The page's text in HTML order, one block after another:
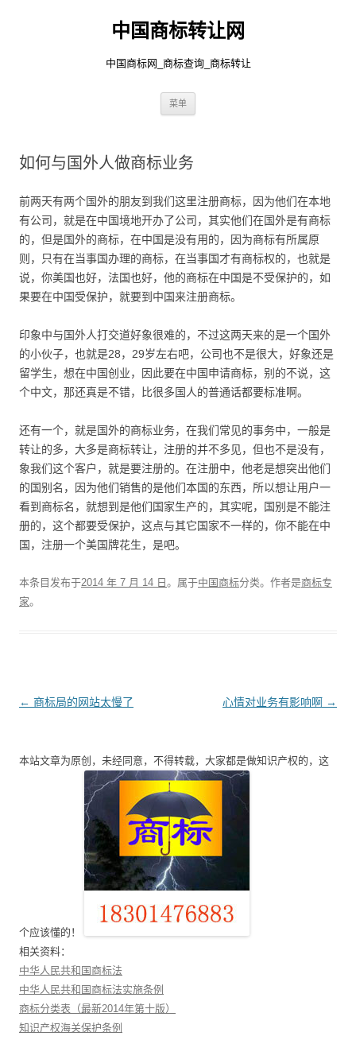
中国商标转让网
中国商标网_商标查询_商标转让
菜单
如何与国外人做商标业务
前两天有两个国外的朋友到我们这里注册商标，因为他们在本地
有公司，就是在中国境地开办了公司，其实他们在国外是有商标
的，但是国外的商标，在中国是没有用的，因为商标有所属原
则，只有在当事国办理的商标，在当事国才有商标权的，也就是
说，你美国也好，法国也好，他的商标在中国是不受保护的，如
果要在中国受保护，就要到中国来注册商标。
印象中与国外人打交道好象很难的，不过这两天来的是一个国外
的小伙子，也就是28，29岁左右吧，公司也不是很大，好象还是
留学生，想在中国创业，因此要在中国申请商标，别的不说，这
个中文，那还真是不错，比很多国人的普通话都要标准啊。
还有一个，就是国外的商标业务，在我们常见的事务中，一般是
转让的多，大多是商标转让，注册的并不多见，但也不是没有，
象我们这个客户，就是要注册的。在注册中，他老是想突出他们
的国别名，因为他们销售的是他们本国的东西，所以想让用户一
看到商标名，就想到是他们国家生产的，其实呢，国别是不能注
册的，这个都要受保护，这点与其它国家不一样的，你不能在中
国，注册一个美国牌花生，是吧。
本条目发布于2014 年 7 月 14 日 。属于中国商标分类。 作者是商标专
家。
文
航
← 商标局的网站太慢了 心情对业务有影响啊 →
本站文章为原创，未经同意，不得转载，大家都是做知识产权的，这
个应该懂的！
相关资料：
中华人民共和国商标法
中华人民共和国商标法实施条例
商标分类表（最新2014年第十版）
知识产权海关保护条例